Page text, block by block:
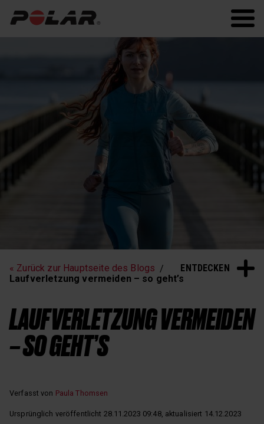
Polar Flow
ENTDECKEN
Schlaf und Erholung
« Zurück zur Hauptseite des Blogs
Laufverletzung vermeiden – so geht’s
LAUFVERLETZUNG VERMEIDEN
– SO GEHT’S
Verfasst von Paula Thomsen
Ursprünglich veröffentlicht 28.11.2023 09:48, aktualisiert 14.12.2023